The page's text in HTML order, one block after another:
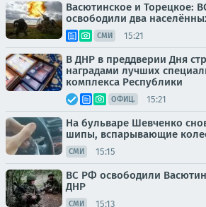
Васютинское и Торецкое:
освободили два
СМИ 15:21
В ДНР в преддверии Дня
наградами лучших
комплекса Республики
ОФИЦ. 15:21
На бульваре Шевченко
шипы, вспарывающие
СМИ 15:15
ВС РФ освободили
ДНР
СМИ 15:13